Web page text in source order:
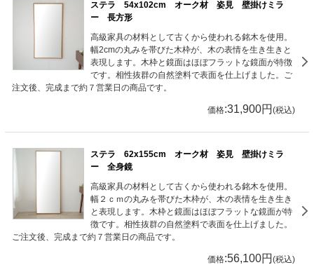
ステラ 54x102cm オーク材 姿見 壁掛けミラ
ー 長方形
高級家具の材料として古くから使われる銘木を使用。
幅2cmの丸みを帯びた木枠が、木の表情を生き生きと
表現します。木枠と鏡面はほぼフラットな鏡面が特徴
です。相性抜群の自然塗料で表面を仕上げました。ご
注文後、完成まで約７営業日の商品です。
価格:31,900円 (税込)
ステラ 62x155cm オーク材 姿見 壁掛けミラ
ー 全身鏡
高級家具の材料として古くから使われる銘木を使用。
幅２ｃｍの丸みを帯びた木枠が、木の表情を生き生き
と表現します。木枠と鏡面はほぼフラットな鏡面が特
徴です。相性抜群の自然塗料で表面を仕上げました。
ご注文後、完成まで約７営業日の商品です。
価格:56,100円 (税込)